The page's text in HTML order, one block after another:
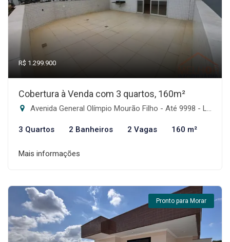
R$ 1.299.900
Cobertura à Venda com 3 quartos, 160m²
Avenida General Olímpio Mourão Filho - Até 9998 - Lado Par - Itapoã, Belo Horizonte-MG
3 Quartos 2 Banheiros 2 Vagas 160 m²
Mais informações
Pronto para Morar